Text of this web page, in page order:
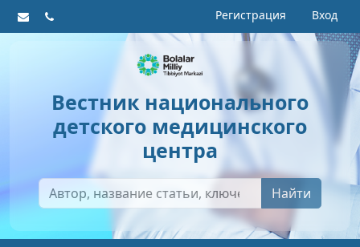
Регистрация Вход
Вестник национального
детского медицинского
центра
Найти